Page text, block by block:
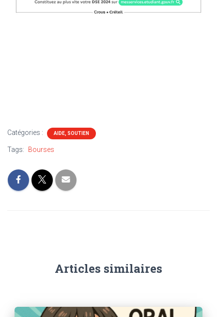
Catégories : AIDE, SOUTIEN
Tags: Bourses
Articles similaires